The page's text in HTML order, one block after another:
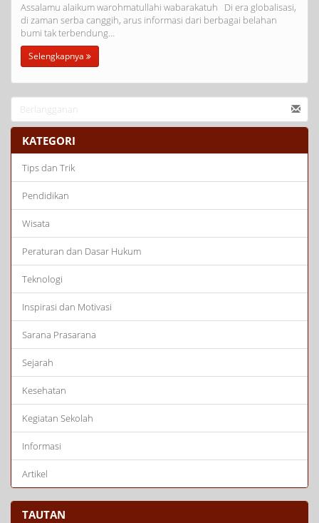
Assalamu alaikum warohmatullahi wabarakatuh Di era globalisasi,
di zaman serba canggih, arus informasi dari berbagai belahan
bumi tak terbendung…
Selengkapnya
KATEGORI
Tips dan Trik
Pendidikan
Wisata
Peraturan dan Dasar Hukum
Teknologi
Inspirasi dan Motivasi
Sarana Prasarana
Sejarah
Kesehatan
Kegiatan Sekolah
Informasi
Artikel
TAUTAN